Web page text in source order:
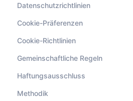
Datenschutzrichtlinien
Cookie-Präferenzen
Cookie-Richtlinien
Gemeinschaftliche Regeln
Haftungsausschluss
Methodik